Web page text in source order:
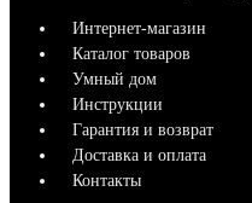
Интернет-магазин
Каталог товаров
Умный дом
Инструкции
Гарантия и возврат
Доставка и оплата
Контакты